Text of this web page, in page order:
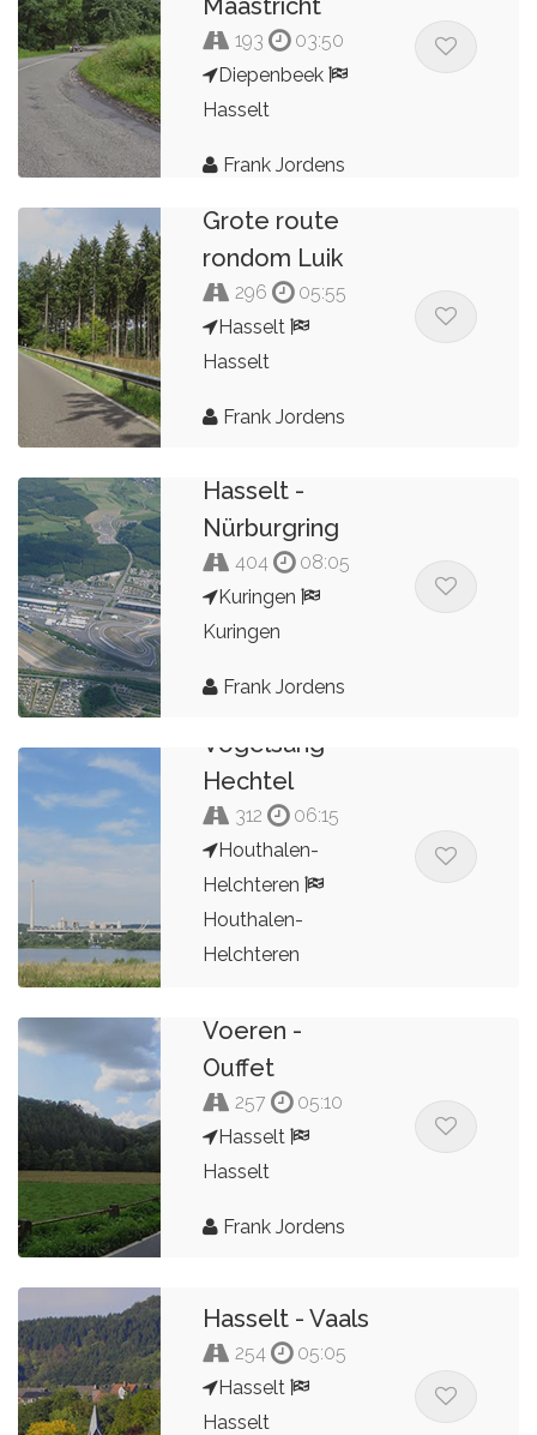
Maastricht
193
03:50
Diepenbeek
Hasselt
Frank Jordens
Grote route
rondom Luik
296
05:55
Hasselt
Hasselt
Frank Jordens
Hasselt -
Nürburgring
404
08:05
Kuringen
Kuringen
Frank Jordens
Vogelsang -
Hechtel
312
06:15
Houthalen-
Helchteren
Houthalen-
Helchteren
Voeren -
Ouffet
257
05:10
Hasselt
Hasselt
Frank Jordens
Hasselt - Vaals
254
05:05
Hasselt
Hasselt